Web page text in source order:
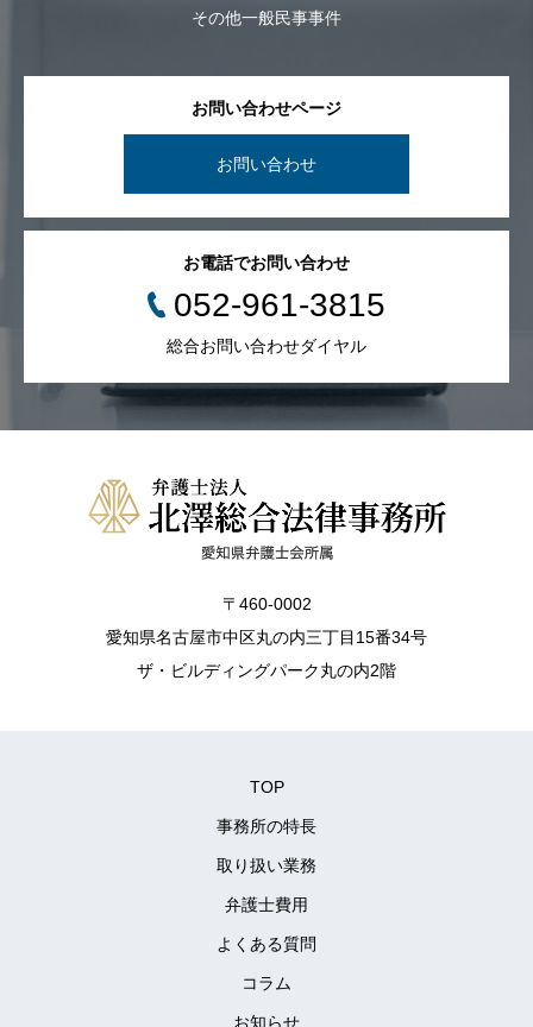
その他一般民事事件
お問い合わせページ
お問い合わせ
お電話でお問い合わせ
052-961-3815
総合お問い合わせダイヤル
〒460-0002
愛知県名古屋市中区丸の内三丁目15番34号
ザ・ビルディングパーク丸の内2階
TOP
事務所の特長
取り扱い業務
弁護士費用
よくある質問
コラム
お知らせ